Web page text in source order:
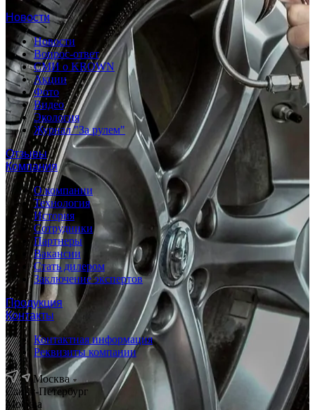
Новости
Новости
Вопрос-ответ
СМИ о KROWN
Акции
Фото
Видео
Экология
Журнал "За рулем"
Отзывы
Компания
О компании
Технология
История
Сотрудники
Партнеры
Вакансии
Стать дилером
Заключение экспертов
Продукция
Контакты
Контактная информация
Реквизиты компании
Москва
Санкт-Петербург
Москва